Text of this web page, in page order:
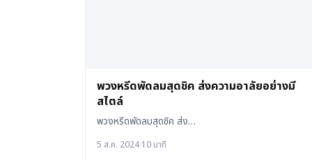
พวงหรีดพัดลมสุดชิค ส่งความอาลัยอย่างมี
สไตล์
พวงหรีดพัดลมสุดชิค ส่ง…
5 ส.ค. 2024·10 นาที